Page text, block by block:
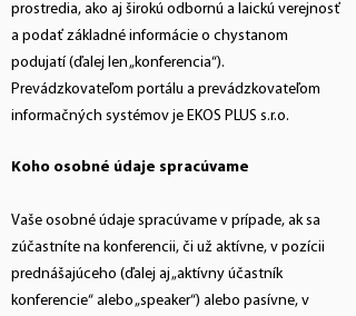
prostredia, ako aj širokú odbornú a laickú verejnosť
a podať základné informácie o chystanom
podujatí (ďalej len „konferencia“).
Prevádzkovateľom portálu a prevádzkovateľom
informačných systémov je EKOS PLUS s.r.o.
Koho osobné údaje spracúvame
Vaše osobné údaje spracúvame v prípade, ak sa
zúčastníte na konferencii, či už aktívne, v pozícii
prednášajúceho (ďalej aj „aktívny účastník
konferencie“ alebo „speaker“) alebo pasívne, v